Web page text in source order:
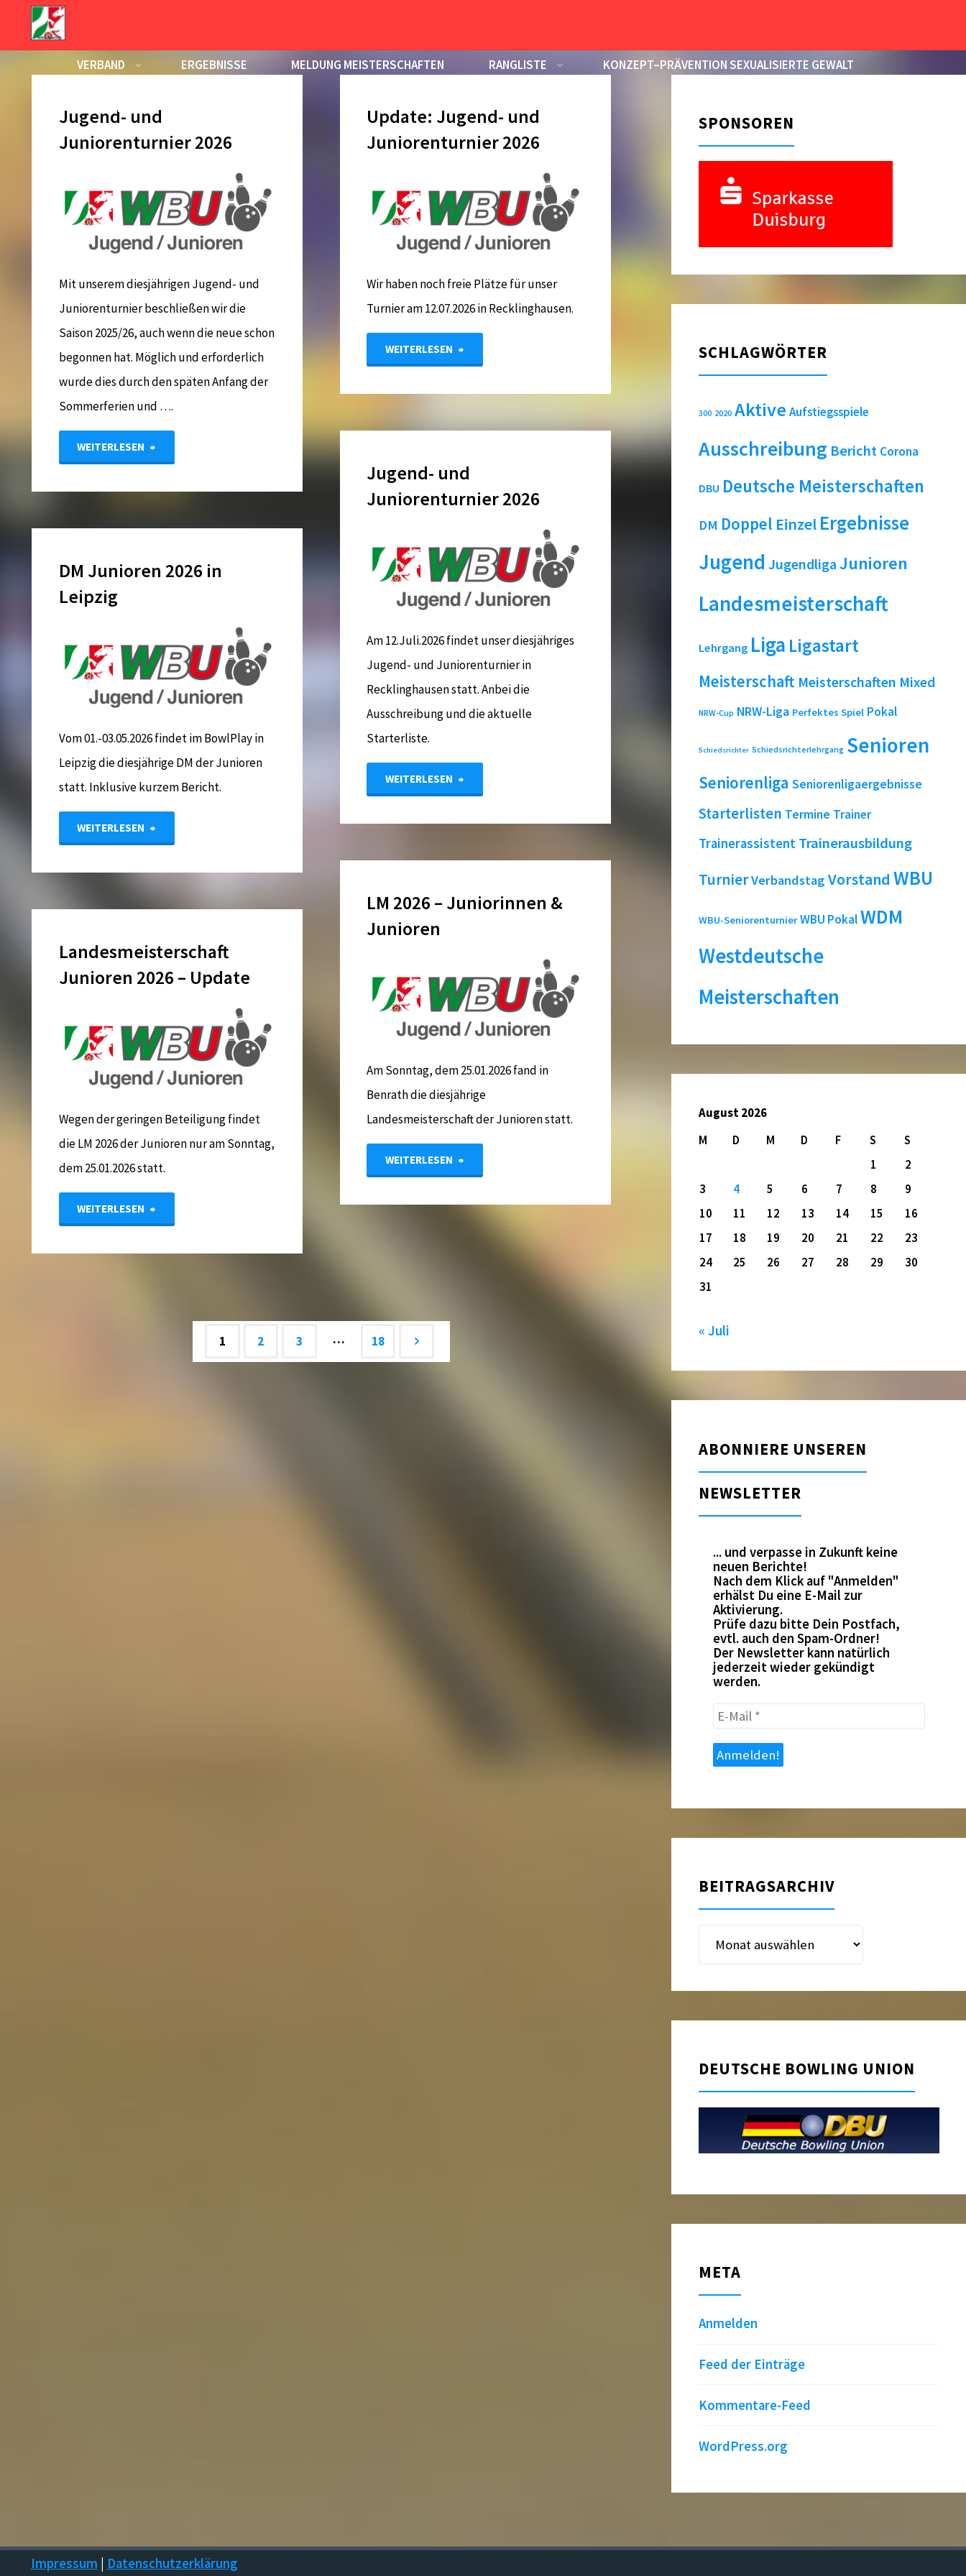
VERBAND ERGEBNISSE MELDUNG MEISTERSCHAFTEN RANGLISTE KONZEPT–PRÄVENTION SEXUALISIERTE GEWALT
KALENDER
Schlagwort:Junioren
"JUNIOREN"
Jugend- und
Juniorenturnier 2026
Mit unserem diesjährigen Jugend- und
Juniorenturnier beschließen wir die
Saison 2025/26, auch wenn die neue schon
begonnen hat. Möglich und erforderlich
wurde dies durch den späten Anfang der
Sommerferien und ….
WEITERLESEN
Update: Jugend- und
Juniorenturnier 2026
Wir haben noch freie Plätze für unser
Turnier am 12.07.2026 in Recklinghausen.
WEITERLESEN
2026"
Jugend- und
Juniorenturnier 2026
Am 12.Juli.2026 findet unser diesjähriges
Jugend- und Juniorenturnier in
Recklinghausen statt. Anbei die
Ausschreibung und die aktuelle
Starterliste.
WEITERLESEN
DM Junioren 2026 in
Leipzig
Vom 01.-03.05.2026 findet im BowlPlay in
Leipzig die diesjährige DM der Junioren
statt. Inklusive kurzem Bericht.
WEITERLESEN
Leipzig"
LM 2026 – Juniorinnen &
Junioren
Am Sonntag, dem 25.01.2026 fand in
Benrath die diesjährige
Landesmeisterschaft der Junioren statt.
WEITERLESEN
Landesmeisterschaft
Junioren 2026 – Update
Wegen der geringen Beteiligung findet
die LM 2026 der Junioren nur am Sonntag,
dem 25.01.2026 statt.
WEITERLESEN
1 2 3 … 18
SPONSOREN
SCHLAGWÖRTER
300 2020 Aktive Aufstiegsspiele
Ausschreibung Bericht Corona
DBU Deutsche Meisterschaften
DM Doppel Einzel Ergebnisse
Jugend Jugendliga Junioren
Landesmeisterschaft
Lehrgang Liga Ligastart
Meisterschaft Meisterschaften Mixed
NRW-Cup NRW-Liga Perfektes Spiel Pokal
Schiedsrichter Schiedsrichterlehrgang Senioren
Seniorenliga Seniorenligaergebnisse
Starterlisten Termine Trainer
Trainerassistent Trainerausbildung
TurnierVerbandstag Vorstand WBU
WBU-Seniorenturnier WBU PokalWDM
Westdeutsche
Meisterschaften
August 2026
M
D M D F S
S
1
2
3
4 5 6 7 8
9
10
11 12 13 14 15
16
17
18 19 20 21 22
23
24
25 26 27 28 29
30
31
« Juli
ABONNIERE UNSEREN
NEWSLETTER
... und verpasse in Zukunft keine
neuen Berichte!
Nach dem Klick auf "Anmelden"
erhälst Du eine E-Mail zur
Aktivierung.
Prüfe dazu bitte Dein Postfach,
evtl. auch den Spam-Ordner!
Der Newsletter kann natürlich
jederzeit wieder gekündigt
werden.
E-
Mail
BEITRAGSARCHIV
Beitragsarchiv
DEUTSCHE BOWLING UNION
META
Anmelden
Feed der Einträge
Kommentare-Feed
WordPress.org
Impressum Datenschutzerklärung